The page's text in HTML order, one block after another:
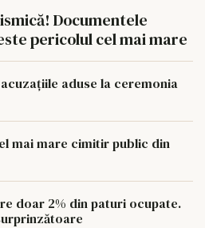
Documentele
pericolul cel mai mare
aduse la ceremonia
mai mare cimitir public din
doar 2% din paturi ocupate.